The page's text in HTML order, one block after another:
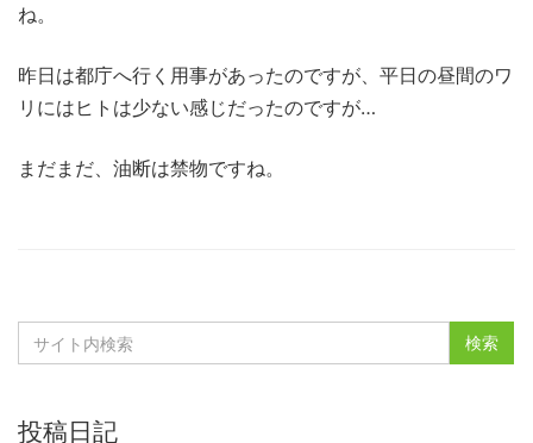
ね。
昨日は都庁へ行く用事があったのですが、平日の昼間のワ
リにはヒトは少ない感じだったのですが…
まだまだ、油断は禁物ですね。
投稿日記